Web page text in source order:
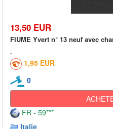
13,50 EUR
FIUME Yvert n° 13 neuf avec
1,95 EUR
0
FR - 59***
Italie